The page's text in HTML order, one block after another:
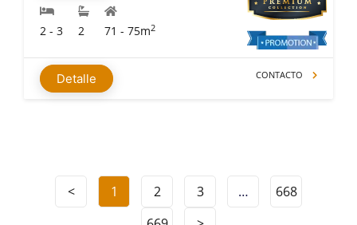
2 - 3 2 71 - 75m2
Detalle CONTACTO
< 1 2 3 …
668